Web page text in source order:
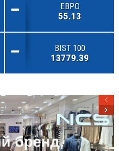
ЕВРО
55.13
BIST 100
13779.39